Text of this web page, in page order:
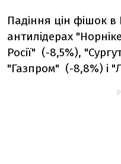
Падіння цін фішок в
антилідерах
Росії" (-8,5%),
"Газпром" (-8,8%) і